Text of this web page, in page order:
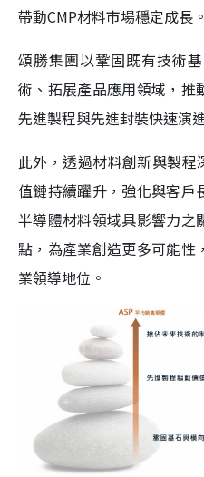
帶動CMP材料市場穩定成長。
頌勝集團以鞏固既有技術
術、拓展產品應用領域，推
先進製程與先進封裝快速演
此外，透過材料創新與製程
值鏈持續躍升，強化與客
半導體材料領域具影響力之
點，為產業創造更多可能性
業領導地位。